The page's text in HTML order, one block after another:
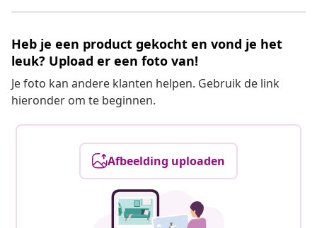
Heb je een product gekocht en vond je het
leuk? Upload er een foto van!
Je foto kan andere klanten helpen. Gebruik de link
hieronder om te beginnen.
Afbeelding uploaden